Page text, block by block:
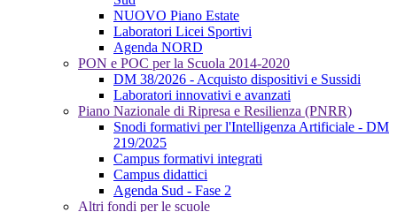
NUOVO Piano Estate
Laboratori Licei Sportivi
Agenda NORD
PON e POC per la Scuola 2014-2020
DM 38/2026 - Acquisto dispositivi e Sussidi
Laboratori innovativi e avanzati
Piano Nazionale di Ripresa e Resilienza (PNRR)
Snodi formativi per l'Intelligenza Artificiale - DM
219/2025
Campus formativi integrati
Campus didattici
Agenda Sud - Fase 2
Altri fondi per le scuole